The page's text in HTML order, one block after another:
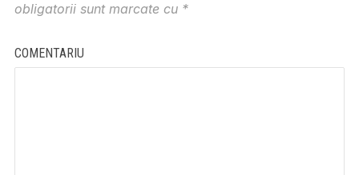
obligatorii sunt marcate cu *
COMENTARIU